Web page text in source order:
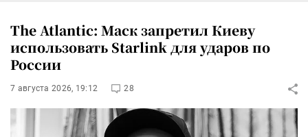
The Atlantic: Маск запретил Киеву
использовать Starlink для ударов по
России
7 августа 2026, 19:12 28